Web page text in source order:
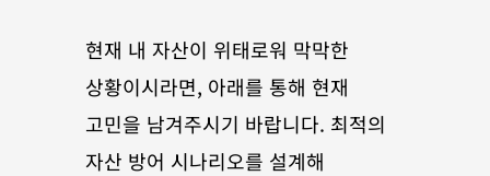
현재 내 자산이 위태로워 막막한
상황이시라면, 아래를 통해 현재
고민을 남겨주시기 바랍니다. 최적의
자산 방어 시나리오를 설계해